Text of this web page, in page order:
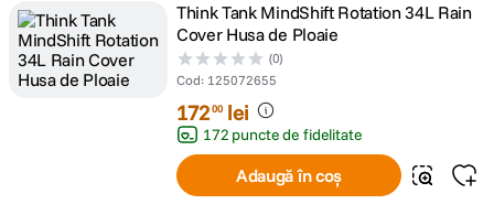
Think Tank MindShift Rotation 34L Rain
Cover Husa de Ploaie
(0)
Cod: 125072655
17200 lei
172 puncte de fidelitate
Adaugă în coș